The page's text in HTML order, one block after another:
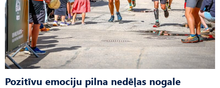
Pozitīvu emociju pilna nedēļas nogale